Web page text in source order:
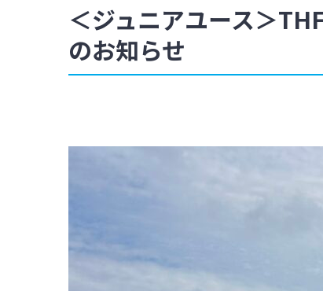
＜ジュニアユース＞
のお知らせ